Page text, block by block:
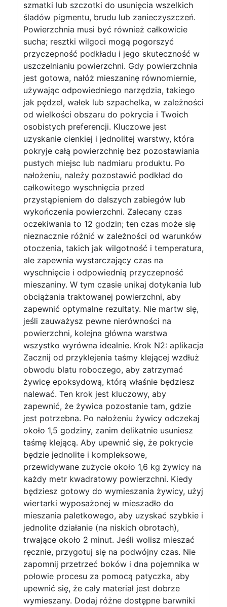
szmatki lub szczotki do usunięcia wszelkich
śladów pigmentu, brudu lub zanieczyszczeń.
Powierzchnia musi być również całkowicie
sucha; resztki wilgoci mogą pogorszyć
przyczepność podkładu i jego skuteczność w
uszczelnianiu powierzchni. Gdy powierzchnia
jest gotowa, nałóż mieszaninę równomiernie,
używając odpowiedniego narzędzia, takiego
jak pędzel, wałek lub szpachelka, w zależności
od wielkości obszaru do pokrycia i Twoich
osobistych preferencji. Kluczowe jest
uzyskanie cienkiej i jednolitej warstwy, która
pokryje całą powierzchnię bez pozostawiania
pustych miejsc lub nadmiaru produktu. Po
nałożeniu, należy pozostawić podkład do
całkowitego wyschnięcia przed
przystąpieniem do dalszych zabiegów lub
wykończenia powierzchni. Zalecany czas
oczekiwania to 12 godzin; ten czas może się
nieznacznie różnić w zależności od warunków
otoczenia, takich jak wilgotność i temperatura,
ale zapewnia wystarczający czas na
wyschnięcie i odpowiednią przyczepność
mieszaniny. W tym czasie unikaj dotykania lub
obciążania traktowanej powierzchni, aby
zapewnić optymalne rezultaty. Nie martw się,
jeśli zauważysz pewne nierówności na
powierzchni, kolejna główna warstwa
wszystko wyrówna idealnie. Krok N2: aplikacja
Zacznij od przyklejenia taśmy klejącej wzdłuż
obwodu blatu roboczego, aby zatrzymać
żywicę epoksydową, którą właśnie będziesz
nalewać. Ten krok jest kluczowy, aby
zapewnić, że żywica pozostanie tam, gdzie
jest potrzebna. Po nałożeniu żywicy odczekaj
około 1,5 godziny, zanim delikatnie usuniesz
taśmę klejącą. Aby upewnić się, że pokrycie
będzie jednolite i kompleksowe,
przewidywane zużycie około 1,6 kg żywicy na
każdy metr kwadratowy powierzchni. Kiedy
będziesz gotowy do wymieszania żywicy, użyj
wiertarki wyposażonej w mieszadło do
mieszania paletkowego, aby uzyskać szybkie i
jednolite działanie (na niskich obrotach),
trwające około 2 minut. Jeśli wolisz mieszać
ręcznie, przygotuj się na podwójny czas. Nie
zapomnij przetrzeć boków i dna pojemnika w
połowie procesu za pomocą patyczka, aby
upewnić się, że cały materiał jest dobrze
wymieszany. Dodaj różne dostępne barwniki